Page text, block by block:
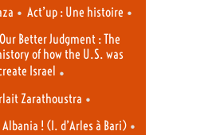
• Act’up : Une histoire •
Better Judgment : The
of how the U.S. was
Israel •
Zarathoustra •
! (I. d’Arles à Bari) •